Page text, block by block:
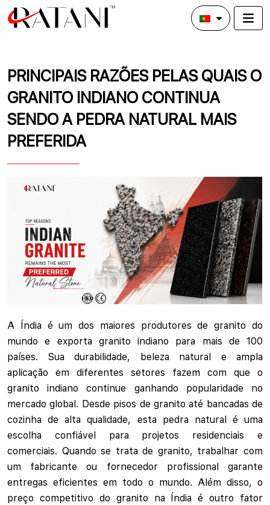
PRINCIPAIS RAZÕES PELAS QUAIS O
GRANITO INDIANO CONTINUA
SENDO A PEDRA NATURAL MAIS
PREFERIDA
A Índia é um dos maiores produtores de granito do
mundo e exporta granito indiano para mais de 100
países. Sua durabilidade, beleza natural e ampla
aplicação em diferentes setores fazem com que o
granito indiano continue ganhando popularidade no
mercado global. Desde pisos de granito até bancadas de
cozinha de alta qualidade, esta pedra natural é uma
escolha confiável para projetos residenciais e
comerciais. Quando se trata de granito, trabalhar com
um fabricante ou fornecedor profissional garante
entregas eficientes em todo o mundo. Além disso, o
preço competitivo do granito na Índia é outro fator